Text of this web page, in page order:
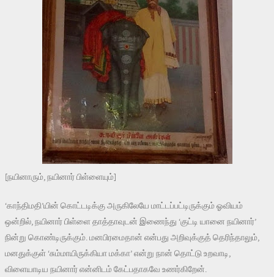
[நயினாரும், நயினார் பிள்ளையும்]
‘காந்திமதி’யின் கொட்டடிக்கு அருகிலேயே மாட்டப்பட்டிருக்கும் ஓவியம்
ஒன்றில், நயினார் பிள்ளை தாத்தாவுடன் இணைந்து ‘குட்டி யானை நயினார்’
நின்று கொண்டிருக்கும். மனபிரமைதான் என்பது அறிவுக்குத் தெரிந்தாலும்,
மனதுக்குள் ‘சும்மாயிருக்கியா மக்கா’ என்று நான் தொட்டு உறவாடி,
விளையாடிய நயினார் என்னிடம் கேட்பதாகவே உணர்கிறேன்.